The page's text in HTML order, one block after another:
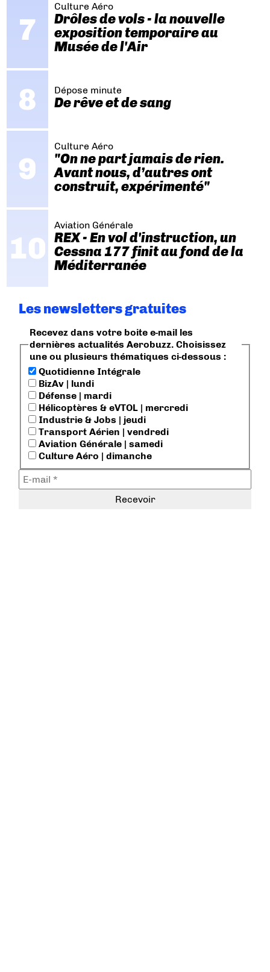
Culture Aéro
Drôles de vols - la nouvelle
exposition temporaire au
Musée de l'Air
Dépose minute
De rêve et de sang
Culture Aéro
"On ne part jamais de rien.
Avant nous, d’autres ont
construit, expérimenté"
Aviation Générale
REX - En vol d'instruction, un
Cessna 177 finit au fond de la
Méditerranée
Les newsletters gratuites
Recevez dans votre boite e-mail les
dernières actualités Aerobuzz. Choisissez
une ou plusieurs thématiques ci-dessous :
Quotidienne Intégrale
BizAv | lundi
Défense | mardi
Hélicoptères & eVTOL | mercredi
Industrie & Jobs | jeudi
Transport Aérien | vendredi
Aviation Générale | samedi
Culture Aéro | dimanche